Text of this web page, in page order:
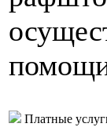
помощи
Платные